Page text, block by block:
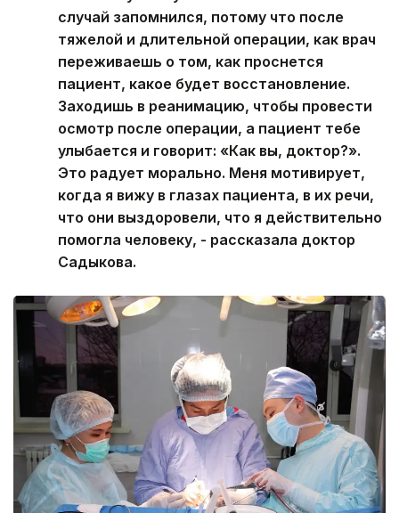
случай запомнился, потому что после
тяжелой и длительной операции, как врач
переживаешь о том, как проснется
пациент, какое будет восстановление.
Заходишь в реанимацию, чтобы провести
осмотр после операции, а пациент тебе
улыбается и говорит: «Как вы, доктор?».
Это радует морально. Меня мотивирует,
когда я вижу в глазах пациента, в их речи,
что они выздоровели, что я действительно
помогла человеку, - рассказала доктор
Садыкова.